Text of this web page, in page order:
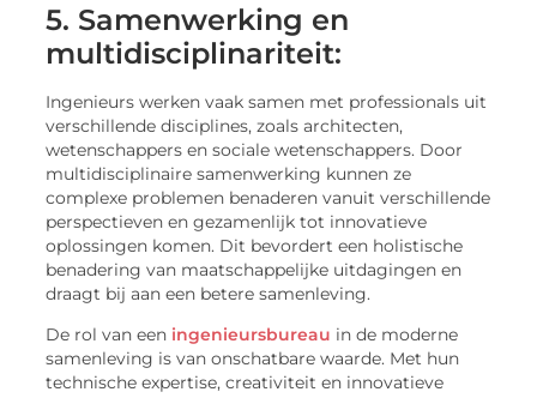
5. Samenwerking en
multidisciplinariteit:
Ingenieurs werken vaak samen met professionals uit
verschillende disciplines, zoals architecten,
wetenschappers en sociale wetenschappers. Door
multidisciplinaire samenwerking kunnen ze
complexe problemen benaderen vanuit verschillende
perspectieven en gezamenlijk tot innovatieve
oplossingen komen. Dit bevordert een holistische
benadering van maatschappelijke uitdagingen en
draagt bij aan een betere samenleving.
De rol van een ingenieursbureau in de moderne
samenleving is van onschatbare waarde. Met hun
technische expertise, creativiteit en innovatieve